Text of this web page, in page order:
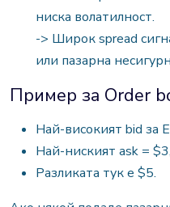
ниска волатилност.
-> Широк spread
или пазарна
Пример за Order
Най-високият bid за
Най-ниският ask =
Разликата тук е $5.